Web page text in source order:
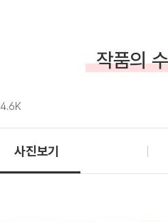
작품의
4.6K
사진보기